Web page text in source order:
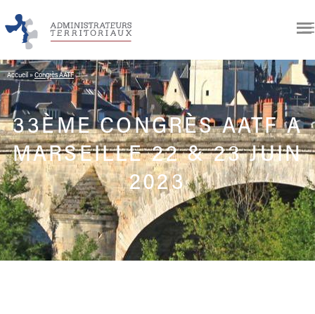
Accueil » Congrès AATF
33ÈME CONGRÈS AATF A
MARSEILLE 22 & 23 JUIN
2023